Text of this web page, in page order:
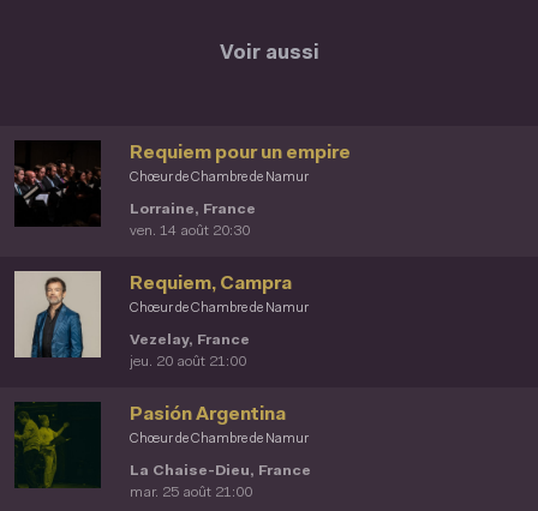
Voir aussi
Chœur de Chambre de Namur
Requiem pour un empire
Lorraine, France
ven. 14 août 20:30
Chœur de Chambre de Namur
Requiem, Campra
Vezelay, France
jeu. 20 août 21:00
Chœur de Chambre de Namur
Pasión Argentina
La Chaise-Dieu, France
mar. 25 août 21:00